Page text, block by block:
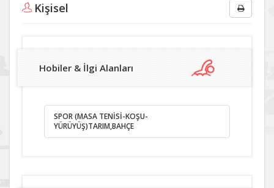
Kişisel
Hobiler & İlgi Alanları
SPOR (MASA TENİSİ-KOŞU-
YÜRÜYÜŞ)TARIM,BAHÇE